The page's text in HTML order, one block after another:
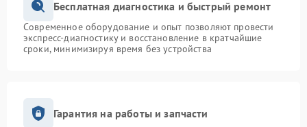
Бесплатная диагностика и быстрый ремонт
Современное оборудование и опыт позволяют провести
экспресс-диагностику и восстановление в кратчайшие
сроки, минимизируя время без устройства
Гарантия на работы и запчасти